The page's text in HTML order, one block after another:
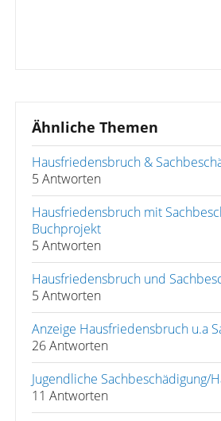
Ähnliche Themen
Hausfriedensbruch &
5 Antworten
Hausfriedensbruch mit
Buchprojekt
5 Antworten
Hausfriedensbruch und
5 Antworten
Anzeige Hausfriedensbruch u.a
26 Antworten
Jugendliche Sachbeschädigung/
11 Antworten